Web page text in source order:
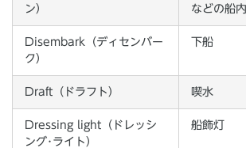
ン） などの船
Disembark（ディセンバー
ク）
下船
Draft（ドラフト） 喫水
Dressing light（ドレッシ
ング･ライト）
船飾灯